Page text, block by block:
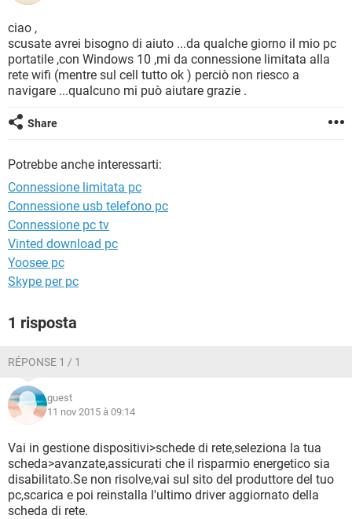
TIKTOK
HARDWARE
INSTAGRAM
TIKTOK FACEBOOK
HARDWARE
INTRATTENIMENTO
iOS
INSTAGRAM WHATSAPP
TIKTOK FACEBOOK
HARDWARE
COVID-19
INTRATTENIMENTO ANDROID
iOS WINDOWS 10
INSTAGRAM WHATSAPP
TIKTOK
ciao ,
scusate avrei bisogno di aiuto ...da qualche giorno il mio pc
portatile ,con Windows 10 ,mi da connessione limitata alla
rete wifi (mentre sul cell tutto ok ) perciò non riesco a
navigare ...qualcuno mi può aiutare grazie .
Share
Potrebbe anche interessarti:
Connessione limitata pc
Connessione usb telefono pc
Connessione pc tv
Vinted download pc
Yoosee pc
Skype per pc
1 risposta
RÉPONSE 1 / 1
guest
11 nov 2015 à 09:14
Vai in gestione dispositivi>schede di rete,seleziona la tua
scheda>avanzate,assicurati che il risparmio energetico sia
disabilitato.Se non risolve,vai sul sito del produttore del tuo
pc,scarica e poi reinstalla l'ultimo driver aggiornato della
scheda di rete.